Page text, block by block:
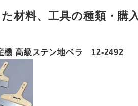
材料、工具の種類・購
機 高級ステン地ベラ 12-2492